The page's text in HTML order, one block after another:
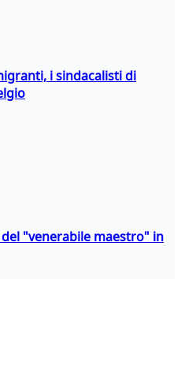
i sindacalisti di
"venerabile maestro" in